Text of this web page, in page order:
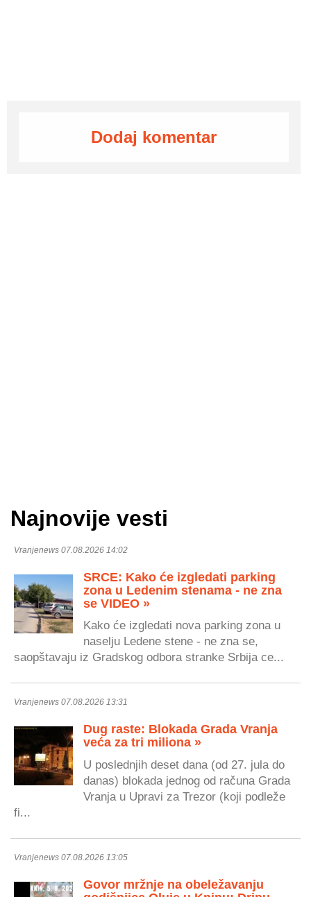
Dodaj komentar
Najnovije vesti
Vranjenews 07.08.2026 14:02
SRCE: Kako će izgledati parking
zona u Ledenim stenama - ne zna
se VIDEO »
Kako će izgledati nova parking zona u
naselju Ledene stene - ne zna se,
saopštavaju iz Gradskog odbora stranke Srbija ce...
Vranjenews 07.08.2026 13:31
Dug raste: Blokada Grada Vranja
veća za tri miliona »
U poslednjih deset dana (od 27. jula do
danas) blokada jednog od računa Grada
Vranja u Upravi za Trezor (koji podleže
fi...
Vranjenews 07.08.2026 13:05
Govor mržnje na obeležavanju